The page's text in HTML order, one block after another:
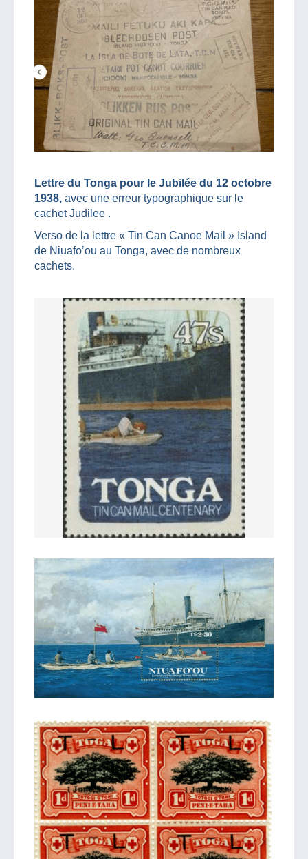
Lettre du Tonga pour le Jubilée du 12 octobre
1938, avec une erreur typographique sur le
cachet Judilee .
Verso de la lettre « Tin Can Canoe Mail » Island
de Niuafo’ou au Tonga, avec de nombreux
cachets.